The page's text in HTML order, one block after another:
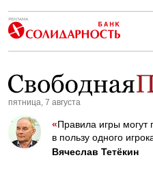
пятница, 7 августа
«Правила игры могут
в пользу одного
Вячеслав Тетёкин